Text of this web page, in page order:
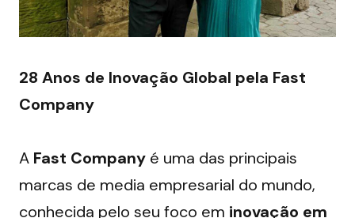
28 Anos de Inovação Global pela Fast
Company
A Fast Company é uma das principais
marcas de media empresarial do mundo,
conhecida pelo seu foco em inovação em